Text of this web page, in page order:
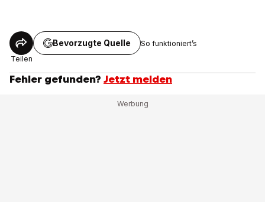
Teilen
Bevorzugte Quelle So funktioniert’s
Fehler gefunden? Jetzt melden